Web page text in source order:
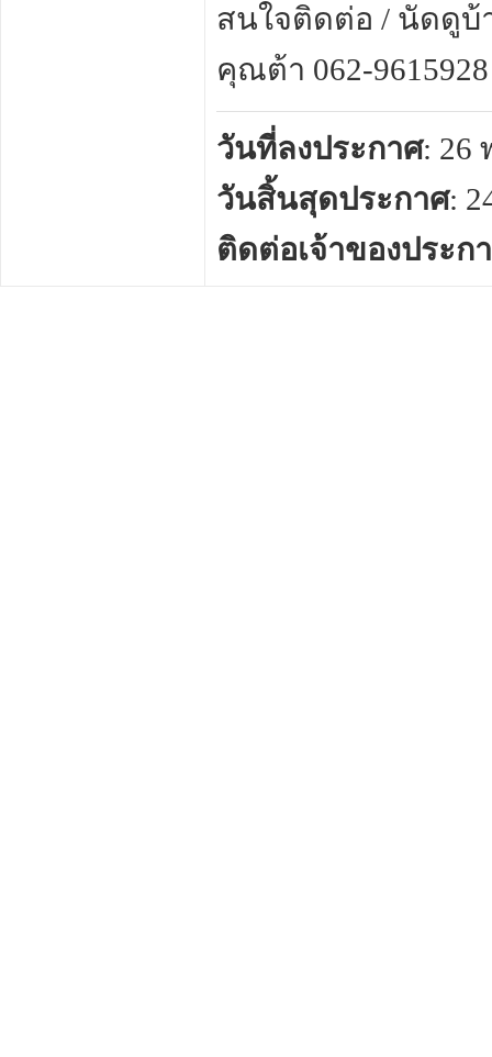
สนใจติดต่อ / นัดดูบ้
คุณต้า 062-9615928
วันที่ลงประกาศ: 26
วันสิ้นสุดประกาศ:
ติดต่อเจ้าของประก